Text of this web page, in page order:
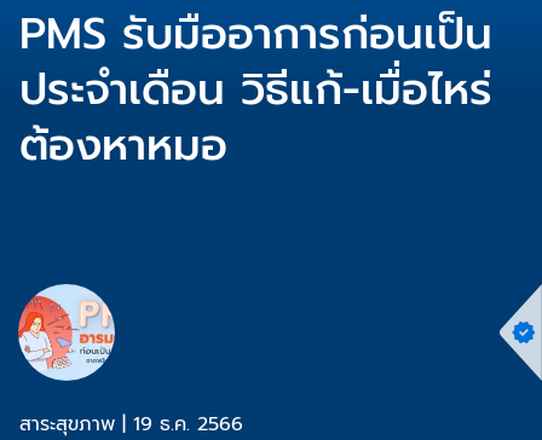
PMS รับมืออาการก่อนเป็น
ประจำเดือน วิธีแก้-เมื่อไหร่
ต้องหาหมอ
สาระสุขภาพ | 19 ธ.ค. 2566